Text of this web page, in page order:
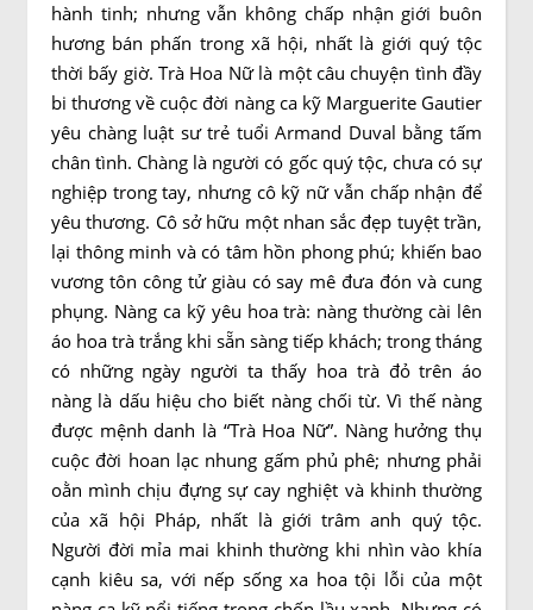
hành tinh; nhưng vẫn không chấp nhận giới buôn
hương bán phấn trong xã hội, nhất là giới quý tộc
thời bấy giờ. Trà Hoa Nữ là một câu chuyện tình đầy
bi thương về cuộc đời nàng ca kỹ Marguerite Gautier
yêu chàng luật sư trẻ tuổi Armand Duval bằng tấm
chân tình. Chàng là người có gốc quý tộc, chưa có sự
nghiệp trong tay, nhưng cô kỹ nữ vẫn chấp nhận để
yêu thương. Cô sở hữu một nhan sắc đẹp tuyệt trần,
lại thông minh và có tâm hồn phong phú; khiến bao
vương tôn công tử giàu có say mê đưa đón và cung
phụng. Nàng ca kỹ yêu hoa trà: nàng thường cài lên
áo hoa trà trắng khi sẵn sàng tiếp khách; trong tháng
có những ngày người ta thấy hoa trà đỏ trên áo
nàng là dấu hiệu cho biết nàng chối từ. Vì thế nàng
được mệnh danh là “Trà Hoa Nữ”. Nàng hưởng thụ
cuộc đời hoan lạc nhung gấm phủ phê; nhưng phải
oằn mình chịu đựng sự cay nghiệt và khinh thường
của xã hội Pháp, nhất là giới trâm anh quý tộc.
Người đời mỉa mai khinh thường khi nhìn vào khía
cạnh kiêu sa, với nếp sống xa hoa tội lỗi của một